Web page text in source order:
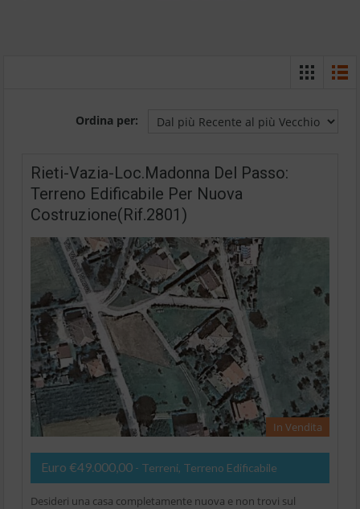
Ordina per:
Rieti-Vazia-Loc.Madonna Del Passo:
Terreno Edificabile Per Nuova
Costruzione(Rif.2801)
In Vendita
Euro €49.000,00 - Terreni, Terreno Edificabile
Desideri una casa completamente nuova e non trovi sul